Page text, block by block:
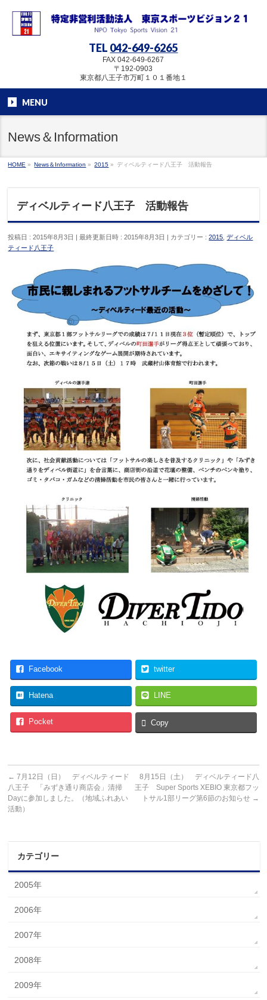
TEL 042-649-6265
FAX 042-649-6267
〒192-0903
東京都八王子市万町１０１番地１
MENU
News＆Information
HOME » News＆Information » 2015 » ディベルティード八王子 活動報告
ディベルティード八王子 活動報告
投稿日 : 2015年8月3日 最終更新日時 : 2015年8月3日 カテゴリー :2015 ,ディベル
ティード八王子
Facebook twitter
Hatena LINE
Pocket Copy
← 7月12日（日） ディベルティード
八王子 「みずき通り商店会」清掃
Dayに参加しました。（地域ふれあい
活動）
8月15日（土） ディベルティード八
王子 Super Sports XEBIO 東京都フッ
トサル1部リーグ第6節のお知らせ →
カテゴリー
2005年
2006年
2007年
2008年
2009年